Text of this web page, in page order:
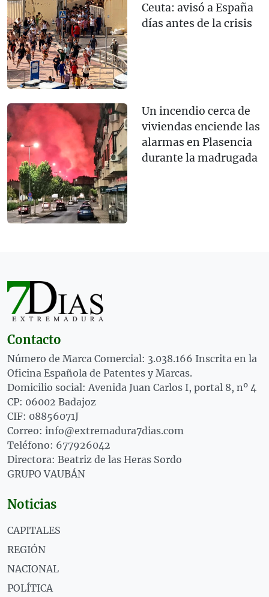
Ceuta: avisó a España
días antes de la crisis
Un incendio cerca de
viviendas enciende las
alarmas en Plasencia
durante la madrugada
Contacto
Número de Marca Comercial: 3.038.166 Inscrita en la
Oficina Española de Patentes y Marcas.
Domicilio social: Avenida Juan Carlos I, portal 8, nº 4
CP: 06002 Badajoz
CIF: 08856071J
Correo: info@extremadura7dias.com
Teléfono: 677926042
Directora: Beatriz de las Heras Sordo
GRUPO VAUBÁN
Noticias
CAPITALES
REGIÓN
NACIONAL
POLÍTICA